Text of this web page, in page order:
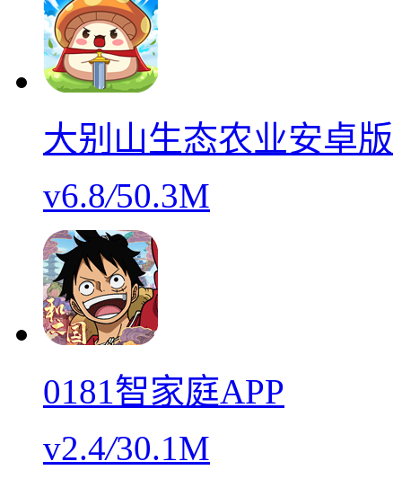
大别山生态农业安卓版
v6.8/50.3M
0181智家庭APP
v2.4/30.1M